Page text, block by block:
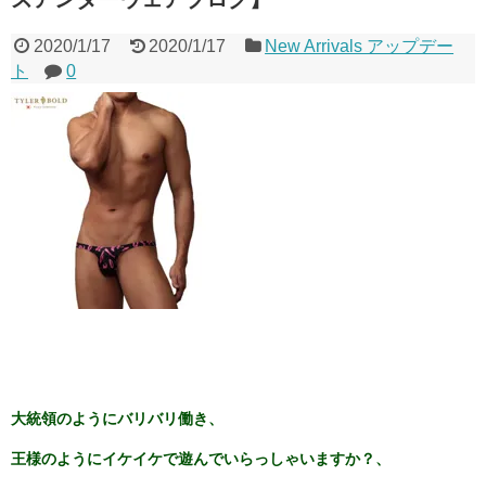
2020/1/17 2020/1/17
New Arrivals アップデー
ト
0
大統領のようにバリバリ働き、
王様のようにイケイケで遊んでいらっしゃいますか？、